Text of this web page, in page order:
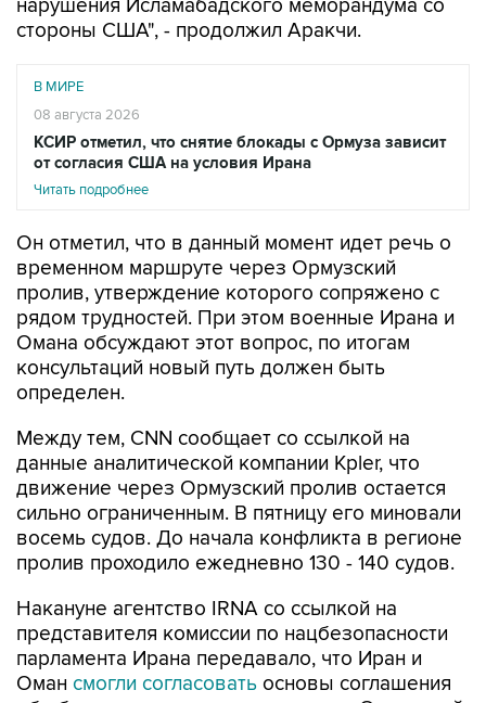
В МИРЕ
КСИР отметил, что снятие блокады с Ормуза зависит
от согласия США на условия Ирана
Читать подробнее
Он отметил, что в данный момент идет речь о
пролив, утверждение которого сопряжено с
рядом трудностей. При этом военные Ирана и
Омана обсуждают этот вопрос, по итогам
консультаций новый путь должен быть
определен.
Между тем, CNN сообщает со ссылкой на
движение через Ормузский пролив остается
сильно ограниченным. В пятницу его миновали
восемь судов. До начала конфликта в регионе
пролив проходило ежедневно 130 - 140 судов.
Накануне агентство IRNA со ссылкой на
парламента Ирана передавало, что Иран и
Омансмогли согласовать основы соглашения
об обеспечении судоходства через Ормузский
пролив.